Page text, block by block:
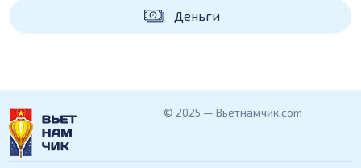
Деньги
© 2025 — Вьетнамчик.com